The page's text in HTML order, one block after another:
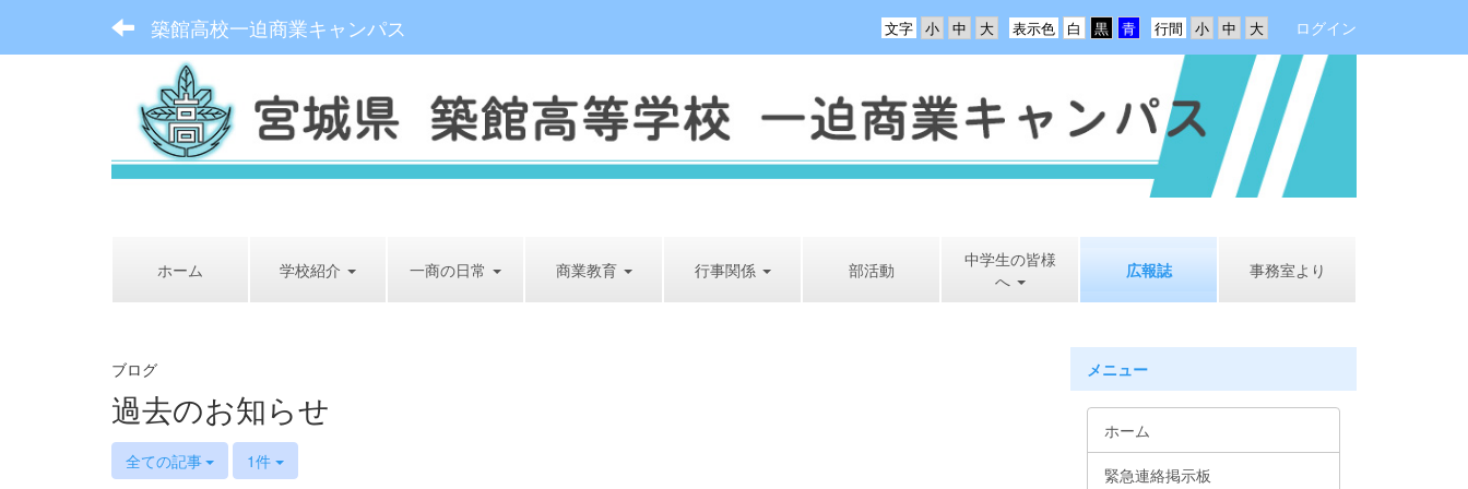
築館高校一迫商業キャンパス 行間
表示色
文字 ログイン
ホーム 学校紹介 一商の日常 商業教育 行事関係 部活動
中学生の皆様
へ
広報誌 事務室より
ブログ
過去のお知らせ
全ての記事 1件
メニュー
ホーム
緊急連絡掲示板